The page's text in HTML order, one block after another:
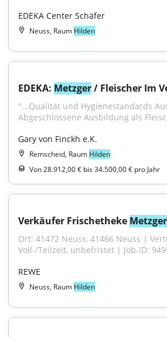
EDEKA Center Schäfer
Neuss, Raum Hilden
EDEKA: Metzger / Fleischer Im
"...Qualität und Hygienestandards
Abgeschlossene Ausbildung als
Gary von Finckh e.K.
Remscheid, Raum Hilden
Von 28.912,00 € bis 34.500,00 € pro Jahr
Verkäufer Frischetheke Metzger
Ort: 41472 Neuss, 41466 Neuss |
Voll-/Teilzeit, unbefristet | Job-ID:
REWE
Neuss, Raum Hilden